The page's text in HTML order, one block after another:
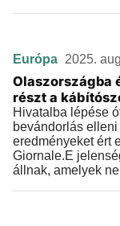
Európa 2025.
Olaszországba
részt a
Hivatalba lépése
bevándorlás
eredményeket ért
Giornale.E
állnak, amelyek